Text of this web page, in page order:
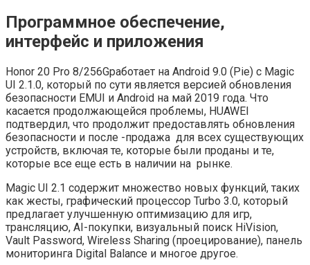
Программное обеспечение,
интерфейс и приложения
Honor 20 Pro 8/256Gработает на Android 9.0 (Pie) с Magic
UI 2.1.0, который по сути является версией обновления
безопасности EMUI и Android на май 2019 года. Что
касается продолжающейся проблемы, HUAWEI
подтвердил, что продолжит предоставлять обновления
безопасности и после -продажа для всех существующих
устройств, включая те, которые были проданы и те,
которые все еще есть в наличии на рынке.
Magic UI 2.1 содержит множество новых функций, таких
как жесты, графический процессор Turbo 3.0, который
предлагает улучшенную оптимизацию для игр,
трансляцию, AI-покупки, визуальный поиск HiVision,
Vault Password, Wireless Sharing (проецирование), панель
мониторинга Digital Balance и многое другое.